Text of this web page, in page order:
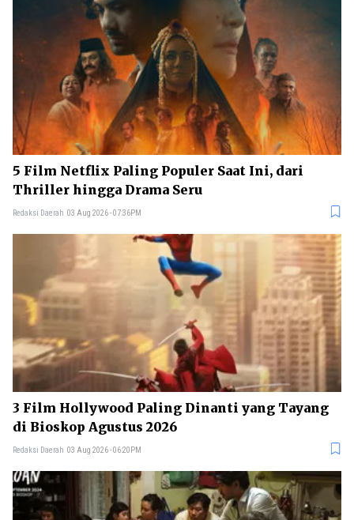
5 Film Netflix Paling Populer Saat Ini, dari
Thriller hingga Drama Seru
Redaksi Daerah 03 Aug 2026 - 07:36PM
3 Film Hollywood Paling Dinanti yang Tayang
di Bioskop Agustus 2026
Redaksi Daerah 03 Aug 2026 - 06:20PM